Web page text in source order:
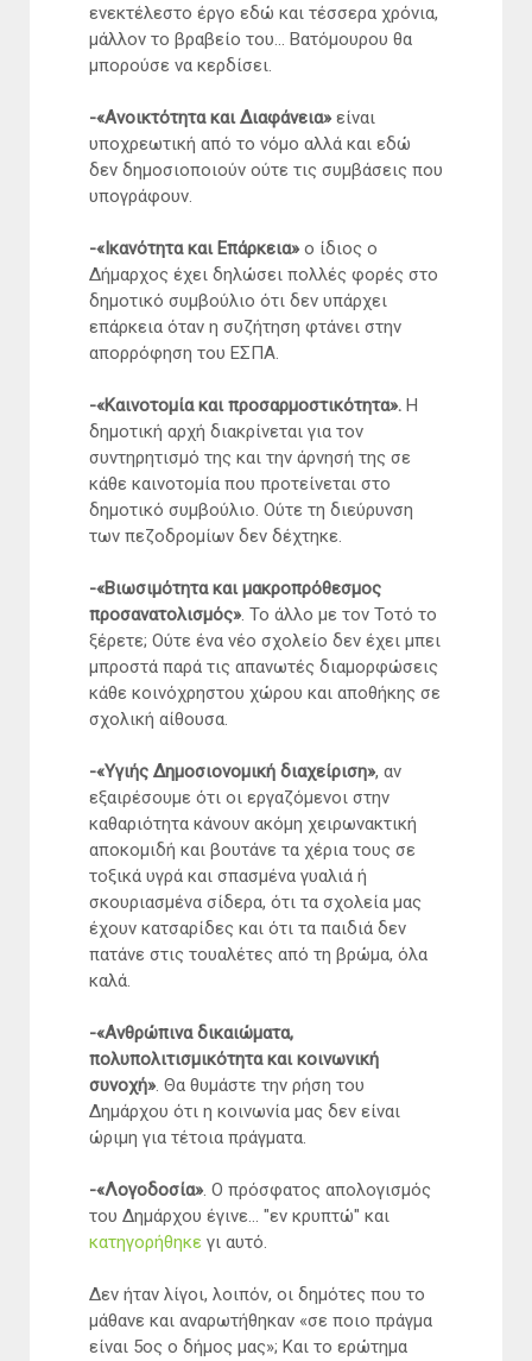
ενεκτέλεστο έργο εδώ και τέσσερα χρόνια,
μάλλον το βραβείο του... Βατόμουρου θα
μπορούσε να κερδίσει.
-«Ανοικτότητα και Διαφάνεια» είναι
υποχρεωτική από το νόμο αλλά και εδώ
δεν δημοσιοποιούν ούτε τις συμβάσεις που
υπογράφουν.
-«Ικανότητα και Επάρκεια» ο ίδιος ο
Δήμαρχος έχει δηλώσει πολλές φορές στο
δημοτικό συμβούλιο ότι δεν υπάρχει
επάρκεια όταν η συζήτηση φτάνει στην
απορρόφηση του ΕΣΠΑ.
-«Καινοτομία και προσαρμοστικότητα». Η
δημοτική αρχή διακρίνεται για τον
συντηρητισμό της και την άρνησή της σε
κάθε καινοτομία που προτείνεται στο
δημοτικό συμβούλιο. Ούτε τη διεύρυνση
των πεζοδρομίων δεν δέχτηκε.
-«Βιωσιμότητα και μακροπρόθεσμος
προσανατολισμός». Το άλλο με τον Τοτό το
ξέρετε; Ούτε ένα νέο σχολείο δεν έχει μπει
μπροστά παρά τις απανωτές διαμορφώσεις
κάθε κοινόχρηστου χώρου και αποθήκης σε
σχολική αίθουσα.
-«Υγιής Δημοσιονομική διαχείριση», αν
εξαιρέσουμε ότι οι εργαζόμενοι στην
καθαριότητα κάνουν ακόμη χειρωνακτική
αποκομιδή και βουτάνε τα χέρια τους σε
τοξικά υγρά και σπασμένα γυαλιά ή
σκουριασμένα σίδερα, ότι τα σχολεία μας
έχουν κατσαρίδες και ότι τα παιδιά δεν
πατάνε στις τουαλέτες από τη βρώμα, όλα
καλά.
-«Ανθρώπινα δικαιώματα,
πολυπολιτισμικότητα και κοινωνική
συνοχή». Θα θυμάστε την ρήση του
Δημάρχου ότι η κοινωνία μας δεν είναι
ώριμη για τέτοια πράγματα.
-«Λογοδοσία». Ο πρόσφατος απολογισμός
του Δημάρχου έγινε... "εν κρυπτώ" και
κατηγορήθηκε γι αυτό.
Δεν ήταν λίγοι, λοιπόν, οι δημότες που το
μάθανε και αναρωτήθηκαν «σε ποιο πράγμα
είναι 5ος ο δήμος μας»; Και το ερώτημα